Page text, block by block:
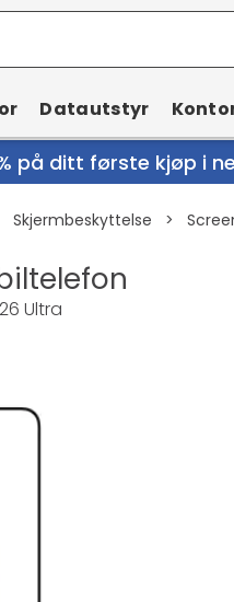
Datautstyr
på ditt første kjøp i
Skjermbeskyttelse >
Ultra